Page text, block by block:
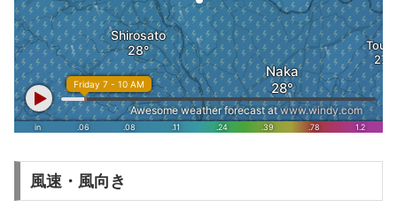
風速・風向き